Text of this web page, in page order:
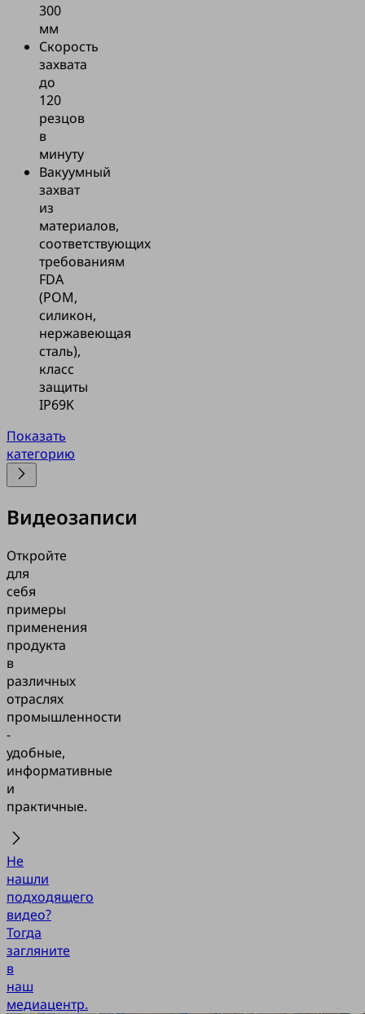
300
мм
Скорость
захвата
до
120
резцов
в
минуту
Вакуумный
захват
из
материалов,
соответствующих
требованиям
FDA
(POM,
силикон,
нержавеющая
сталь),
класс
защиты
IP69K
Показать
категорию
Видеозаписи
Откройте
для
себя
примеры
применения
продукта
в
различных
отраслях
промышленности
-
удобные,
информативные
и
практичные.
Не
нашли
подходящего
видео?
Тогда
загляните
в
наш
медиацентр.